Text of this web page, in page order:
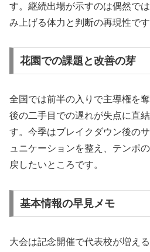
す。継続出場が示すのは偶然で
み上げる体力と判断の再現性です
花園での課題と改善の芽
全国では前半の入りで主導権を
後の二手目での遅れが失点に直
す。今季はブレイクダウン後の
ュニケーションを整え、テンポ
戻したいところです。
基本情報の早見メモ
大会は記念開催で代表校が増え